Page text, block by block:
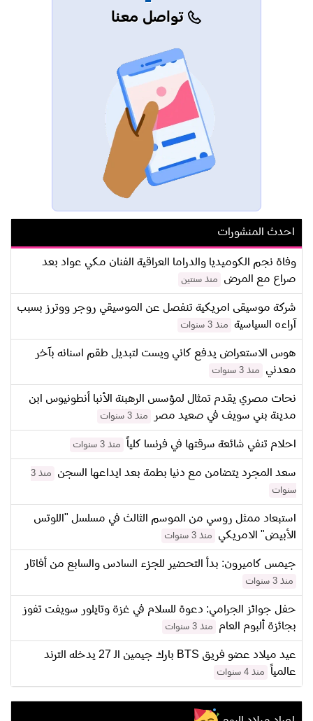
تواصل معنا
احدث المنشورات
وفاة نجم الكوميديا والدراما العراقية الفنان مكي عواد بعد
صراع مع المرض
منذ سنتين
شركة موسيقى امريكية تنفصل عن الموسيقي روجر ووترز بسبب
آراءه السياسية
منذ 3 سنوات
هوس الاستعراض يدفع كاني ويست لتبديل طقم اسنانه بآخر
معدني
منذ 3 سنوات
نحات مصري يقدم تمثال لمؤسس الرهبنة الأنبا أنطونيوس ابن
مدينة بني سويف في صعيد مصر
منذ 3 سنوات
احلام تنفي شائعة سرقتها في فرنسا كلياً منذ 3 سنوات
سعد المجرد يتضامن مع دنيا بطمة بعد ايداعها السجن
منذ 3
سنوات
استبعاد ممثل روسي من الموسم الثالث في مسلسل "اللوتس
الأبيض" الامريكي
منذ 3 سنوات
جيمس كاميرون: بدأ التحضير للجزء السادس والسابع من أفاتار
منذ 3 سنوات
حفل جوائز الجرامي: دعوة للسلام في غزة وتايلور سويفت تفوز
بجائزة ألبوم العام
منذ 3 سنوات
عيد ميلاد عضو فريق BTS بارك جيمين الـ 27 يدخله الترند
عالمياً
منذ 4 سنوات